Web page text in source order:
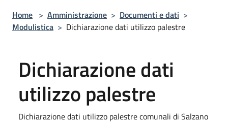
Home > Amministrazione > Documenti e dati >
Modulistica > Dichiarazione dati utilizzo palestre
Dichiarazione dati
utilizzo palestre
Dichiarazione dati utilizzo palestre comunali di Salzano